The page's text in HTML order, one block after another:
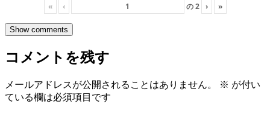
« ‹ の2 › »
Show comments
コメントを残す
メールアドレスが公開されることはありません。 ※ が付い
ている欄は必須項目です